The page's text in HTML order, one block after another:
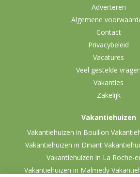
Adverteren
Algemene
Contact
Privacybeleid
Vacatures
Veel gestelde vragen
Vakanties
Zakelijk
Vakantiehuizen
Vakantiehuizen in Bouillon
Vakantiehuizen in Dinant
Vakantiehuizen in La Roche-
Vakantiehuizen in Malmedy